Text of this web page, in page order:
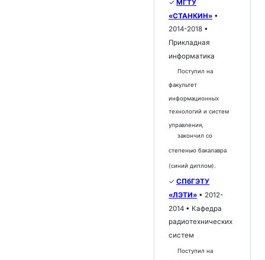
✓ МГТУ
«СТАНКИН» •
2014-2018 •
Прикладная
информатика
Поступил на
факультет
информационных
технологий и систем
управления,
закончил со
степенью бакалавра
(синий диплом).
✓ СПбГЭТУ
«ЛЭТИ» • 2012-
2014 • Кафедра
радиотехнических
систем
Поступил на